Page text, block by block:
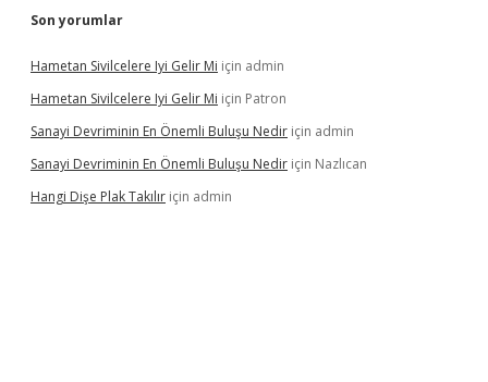
Son yorumlar
Hametan Sivilcelere Iyi Gelir Mi için admin
Hametan Sivilcelere Iyi Gelir Mi için Patron
Sanayi Devriminin En Önemli Buluşu Nedir için admin
Sanayi Devriminin En Önemli Buluşu Nedir için Nazlıcan
Hangi Dişe Plak Takılır için admin